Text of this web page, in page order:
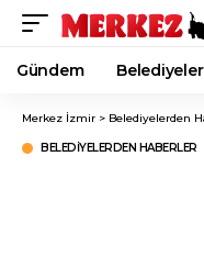
Gündem
Merkez İzmir > Belediyelerden
BELEDIYELERDEN HABERLER